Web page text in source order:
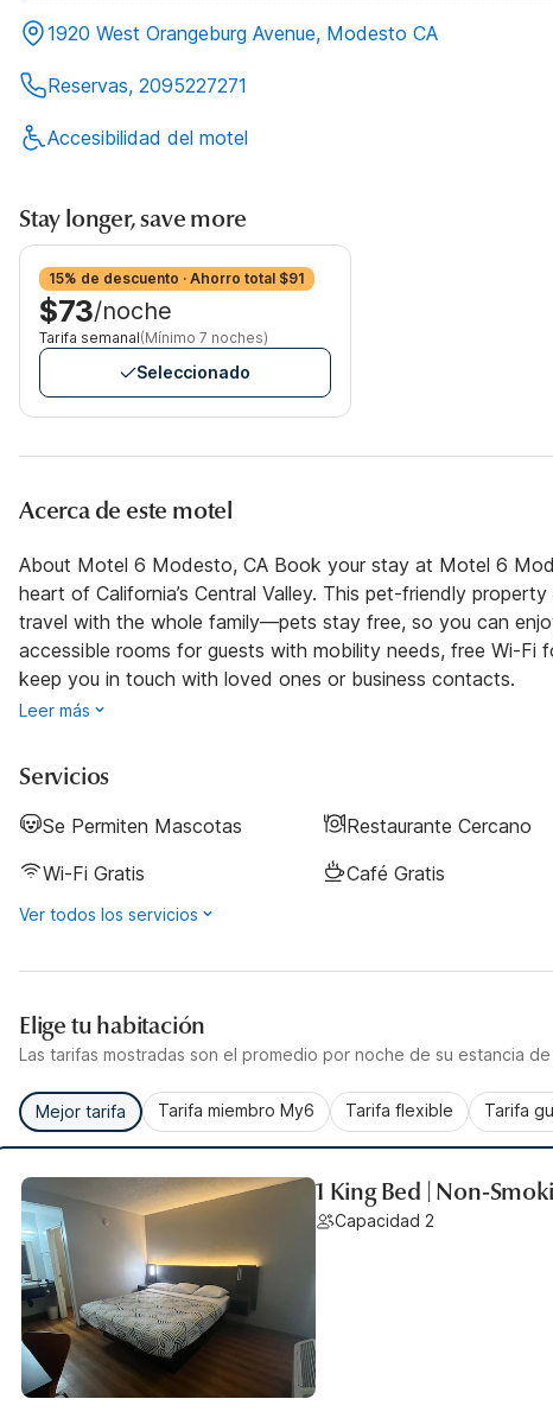
1920 West Orangeburg Avenue, Modesto CA
Reservas, 2095227271
Accesibilidad del motel
Stay longer, save more
15% de descuento · Ahorro total $91
$73/noche
Tarifa semanal(Mínimo 7 noches)
Seleccionado
Acerca de este motel
About Motel 6 Modesto, CA Book your stay at Motel 6
heart of California’s Central Valley. This pet-friendly
travel with the whole family—pets stay free, so you can
accessible rooms for guests with mobility needs, free Wi-Fi
keep you in touch with loved ones or business contacts.
Leer más
Servicios
Se Permiten Mascotas Restaurante Cercano
Wi-Fi Gratis
Café Gratis
Ver todos los servicios
Elige tu habitación
Las tarifas mostradas son el promedio por noche de su estancia
Mejor tarifa Tarifa miembro My6 Tarifa flexible Tarifa
1 King Bed | Non-
Capacidad 2